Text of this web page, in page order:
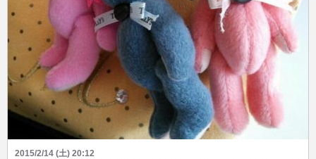
2015/2/14 (土) 20:12